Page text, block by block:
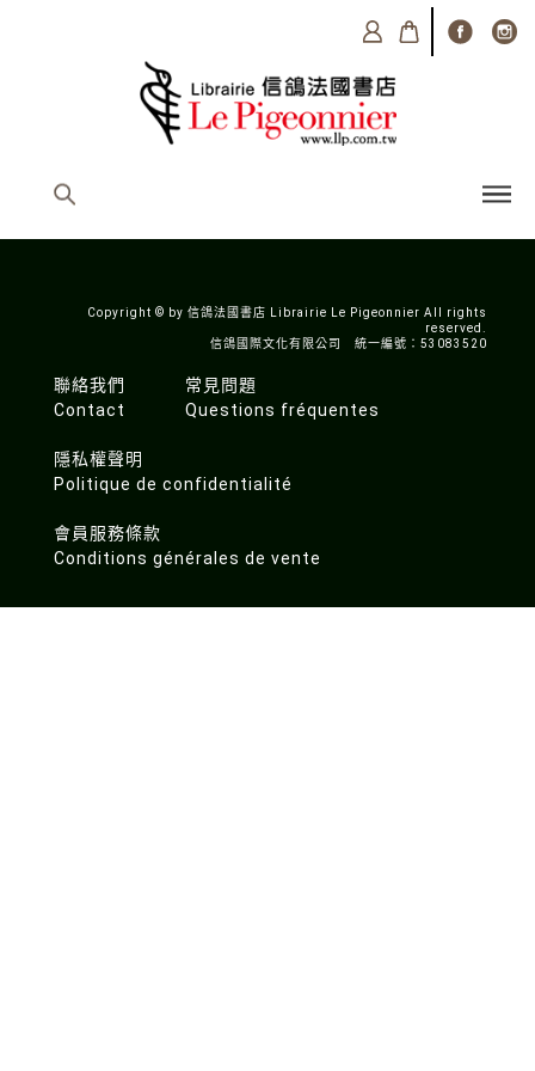
Copyright © by 信鴿法國書店 Librairie Le Pigeonnier All rights
reserved.
信鴿國際文化有限公司 統一編號：53083520
聯絡我們
Contact
常見問題
Questions fréquentes
隱私權聲明
Politique de confidentialité
會員服務條款
Conditions générales de vente